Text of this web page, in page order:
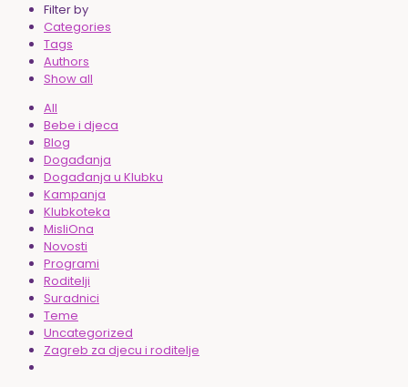
Filter by
Categories
Tags
Authors
Show all
All
Bebe i djeca
Blog
Događanja
Događanja u Klubku
Kampanja
Klubkoteka
MisliOna
Novosti
Programi
Roditelji
Suradnici
Teme
Uncategorized
Zagreb za djecu i roditelje